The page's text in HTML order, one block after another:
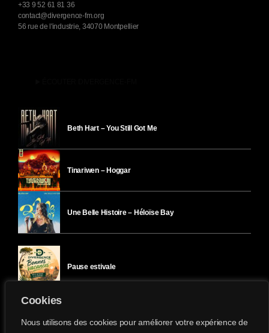
Cookies
Nous utilisons des cookies pour améliorer votre expérience de
+33 9 52 61 81 36
contact@divergence-fm.org
56 rue de l'industrie, 34070 Montpellier
Beth Hart – You Still Got Me
Tinariwen – Hoggar
Une Belle Histoire – Héloïse Bay
Pause estivale